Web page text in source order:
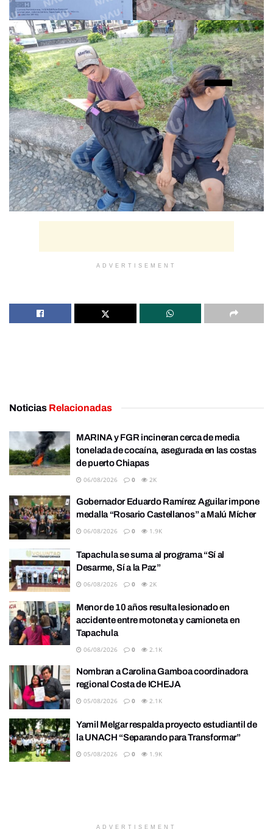
ADVERTISEMENT
Noticias Relacionadas
MARINA y FGR incineran cerca de media
tonelada de cocaína, asegurada en las costas
de puerto Chiapas
06/08/2026 0 2K
Gobernador Eduardo Ramírez Aguilar impone
medalla “Rosario Castellanos” a Malú Mícher
06/08/2026 0 1.9K
Tapachula se suma al programa “Sí al
Desarme, Sí a la Paz”
06/08/2026 0 2K
Menor de 10 años resulta lesionado en
accidente entre motoneta y camioneta en
Tapachula
06/08/2026 0 2.1K
Nombran a Carolina Gamboa coordinadora
regional Costa de ICHEJA
05/08/2026 0 2.1K
Yamil Melgar respalda proyecto estudiantil de
la UNACH “Separando para Transformar”
05/08/2026 0 1.9K
ADVERTISEMENT